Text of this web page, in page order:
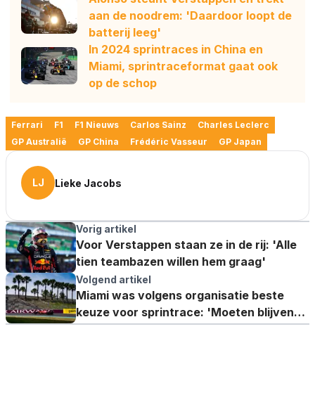
aan de noodrem: 'Daardoor loopt de
batterij leeg'
In 2024 sprintraces in China en
Miami, sprintraceformat gaat ook
op de schop
Ferrari F1 F1 Nieuws Carlos Sainz
Charles Leclerc
GP Australië
GP China Frédéric Vasseur GP Japan
LJ Lieke Jacobs
Vorig artikel
Voor Verstappen staan ze in de rij: 'Alle
tien teambazen willen hem graag'
Volgend artikel
Miami was volgens organisatie beste
keuze voor sprintrace: 'Moeten blijven
ontwikkelen'